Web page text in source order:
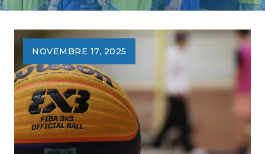
NOVEMBRE 17, 2025